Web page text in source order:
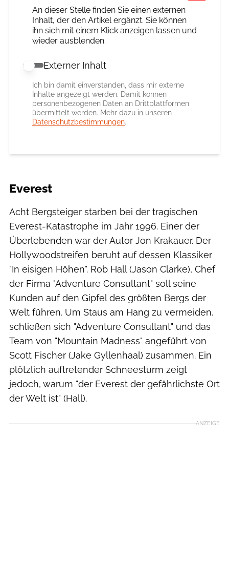
An dieser Stelle finden Sie einen externen
Inhalt, der den Artikel ergänzt. Sie können
ihn sich mit einem Klick anzeigen lassen und
wieder ausblenden.
Externer Inhalt erlauben
Externer Inhalt
Ich bin damit einverstanden, dass mir externe
Inhalte angezeigt werden. Damit können
personenbezogenen Daten an Drittplattformen
übermittelt werden. Mehr dazu in unseren
Datenschutzbestimmungen.
Everest
Acht Bergsteiger starben bei der tragischen
Everest-Katastrophe im Jahr 1996. Einer der
Überlebenden war der Autor Jon Krakauer. Der
Hollywoodstreifen beruht auf dessen Klassiker
"In eisigen Höhen". Rob Hall (Jason Clarke), Chef
der Firma "Adventure Consultant" soll seine
Kunden auf den Gipfel des größten Bergs der
Welt führen. Um Staus am Hang zu vermeiden,
schließen sich "Adventure Consultant" und das
Team von "Mountain Madness" angeführt von
Scott Fischer (Jake Gyllenhaal) zusammen. Ein
plötzlich auftretender Schneesturm zeigt
jedoch, warum "der Everest der gefährlichste Ort
der Welt ist" (Hall).
ANZEIGE